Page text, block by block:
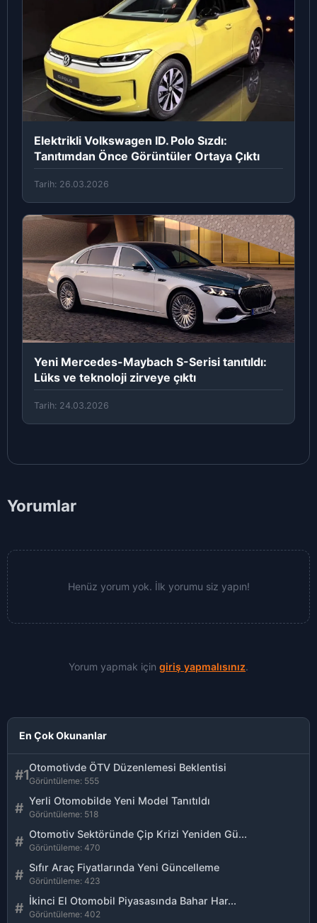
Elektrikli Volkswagen ID. Polo Sızdı:
Tanıtımdan Önce Görüntüler Ortaya Çıktı
Tarih: 26.03.2026
Yeni Mercedes-Maybach S-Serisi tanıtıldı:
Lüks ve teknoloji zirveye çıktı
Tarih: 24.03.2026
Yorumlar
Henüz yorum yok. İlk yorumu siz yapın!
Yorum yapmak için giriş yapmalısınız.
En Çok Okunanlar
#1Otomotivde ÖTV Düzenlemesi Beklentisi
Görüntüleme: 555
# Yerli Otomobilde Yeni Model Tanıtıldı
Görüntüleme: 518
# Otomotiv Sektöründe Çip Krizi Yeniden Gü...
Görüntüleme: 470
# Sıfır Araç Fiyatlarında Yeni Güncelleme
Görüntüleme: 423
# İkinci El Otomobil Piyasasında Bahar Har...
Görüntüleme: 402